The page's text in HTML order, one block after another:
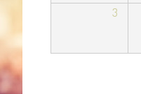
3